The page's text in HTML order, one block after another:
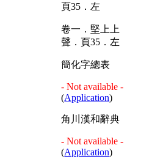
卷一．堅上上
聲．頁35．左
簡化字總表
- Not available -
(Application)
角川漢和辭典
- Not available -
(Application)